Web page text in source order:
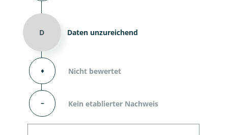
D Daten unzureichend
⬧ Nicht bewertet
– Kein etablierter Nachweis